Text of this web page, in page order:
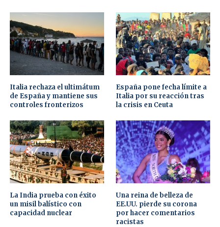
Italia rechaza el ultimátum
de España y mantiene sus
controles fronterizos
España pone fecha límite a
Italia por su reacción tras
la crisis en Ceuta
La India prueba con éxito
un misil balístico con
capacidad nuclear
Una reina de belleza de
EE.UU. pierde su corona
por hacer comentarios
racistas